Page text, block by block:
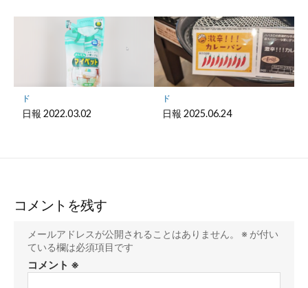
ド
日報 2022.03.02
ド
日報 2025.06.24
コメントを残す
メールアドレスが公開されることはありません。 ※ が付い
ている欄は必須項目です
コメント ※